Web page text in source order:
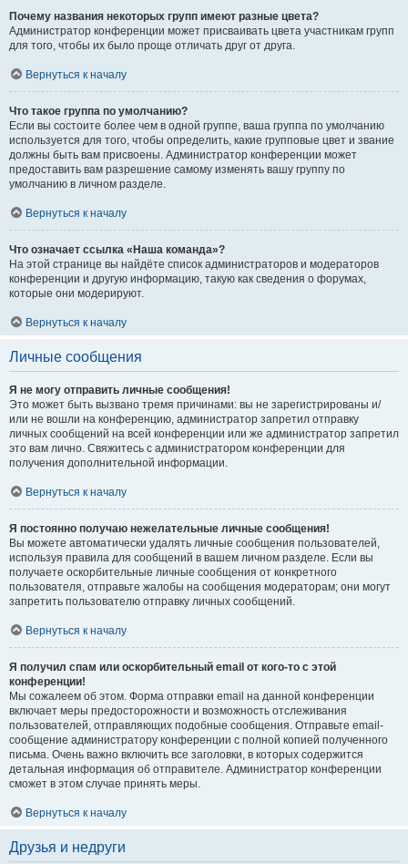
Почему названия некоторых групп имеют разные цвета?
Администратор конференции может присваивать цвета участникам групп
для того, чтобы их было проще отличать друг от друга.
Вернуться к началу
Что такое группа по умолчанию?
Если вы состоите более чем в одной группе, ваша группа по умолчанию
используется для того, чтобы определить, какие групповые цвет и звание
должны быть вам присвоены. Администратор конференции может
предоставить вам разрешение самому изменять вашу группу по
умолчанию в личном разделе.
Вернуться к началу
Что означает ссылка «Наша команда»?
На этой странице вы найдёте список администраторов и модераторов
конференции и другую информацию, такую как сведения о форумах,
которые они модерируют.
Вернуться к началу
Личные сообщения
Я не могу отправить личные сообщения!
Это может быть вызвано тремя причинами: вы не зарегистрированы и/
или не вошли на конференцию, администратор запретил отправку
личных сообщений на всей конференции или же администратор запретил
это вам лично. Свяжитесь с администратором конференции для
получения дополнительной информации.
Вернуться к началу
Я постоянно получаю нежелательные личные сообщения!
Вы можете автоматически удалять личные сообщения пользователей,
используя правила для сообщений в вашем личном разделе. Если вы
получаете оскорбительные личные сообщения от конкретного
пользователя, отправьте жалобы на сообщения модераторам; они могут
запретить пользователю отправку личных сообщений.
Вернуться к началу
Я получил спам или оскорбительный email от кого-то с этой
конференции!
Мы сожалеем об этом. Форма отправки email на данной конференции
включает меры предосторожности и возможность отслеживания
пользователей, отправляющих подобные сообщения. Отправьте email-
сообщение администратору конференции с полной копией полученного
письма. Очень важно включить все заголовки, в которых содержится
детальная информация об отправителе. Администратор конференции
сможет в этом случае принять меры.
Вернуться к началу
Друзья и недруги